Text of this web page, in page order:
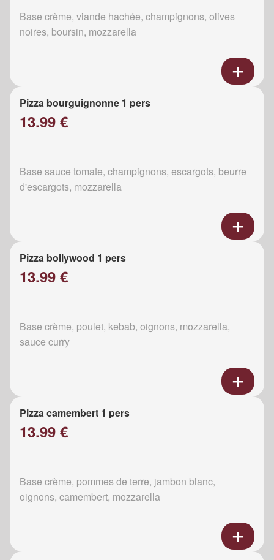
Base crème, viande hachée, champignons, olives
noires, boursin, mozzarella
Pizza bourguignonne 1 pers
13.99 €
Base sauce tomate, champignons, escargots, beurre
d'escargots, mozzarella
Pizza bollywood 1 pers
13.99 €
Base crème, poulet, kebab, oignons, mozzarella,
sauce curry
Pizza camembert 1 pers
13.99 €
Base crème, pommes de terre, jambon blanc,
oignons, camembert, mozzarella